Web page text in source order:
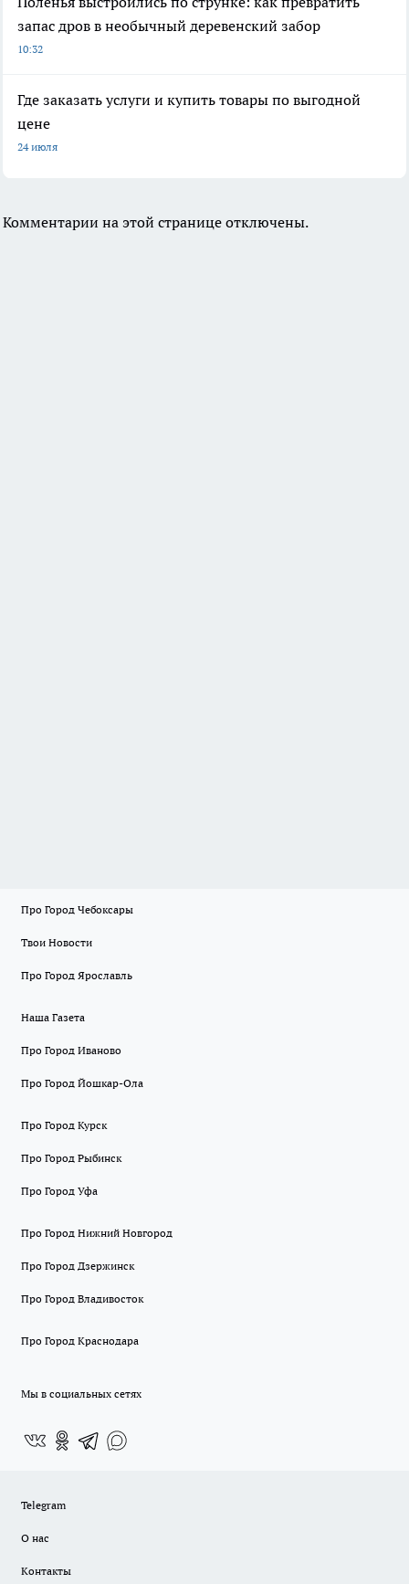
запас дров в необычный деревенский забор
10:32
Где заказать услуги и купить товары по выгодной
цене
24 июля
Комментарии на этой странице отключены.
Про Город Чебоксары
Твои Новости
Про Город Ярославль
Наша Газета
Про Город Иваново
Про Город Йошкар-Ола
Про Город Курск
Про Город Рыбинск
Про Город Уфа
Про Город Нижний Новгород
Про Город Дзержинск
Про Город Владивосток
Про Город Краснодара
Мы в социальных сетях
Telegram
О нас
Контакты